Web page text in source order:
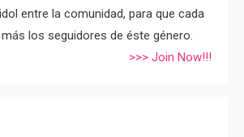
entre la comunidad, para que cada
los seguidores de éste género.
>>> Join Now!!!